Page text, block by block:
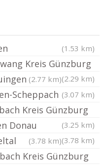
(1.53 km)
Kreis Günzburg
(2.29 km)
(2.77 km)
Scheppach (3.07 km)
Kreis Günzburg
(3.25 km)
Donau
(3.78 km)
(3.78 km)
Kreis Günzburg